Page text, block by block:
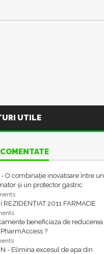
UTILE
- O combinație inovatoare între un
și un protector gastric
REZIDENȚIAT 2011 FARMACIE
beneficiaza de reducerea
?
- Elimina excesul de apa din